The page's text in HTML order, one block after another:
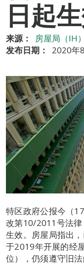
日起
来源：
房屋局（IH）
发布日期：
2020年
特区政府公报今（
改第10/2011号法
生效。房屋局指出
于2019年开展的经
位），仍须遵守旧法